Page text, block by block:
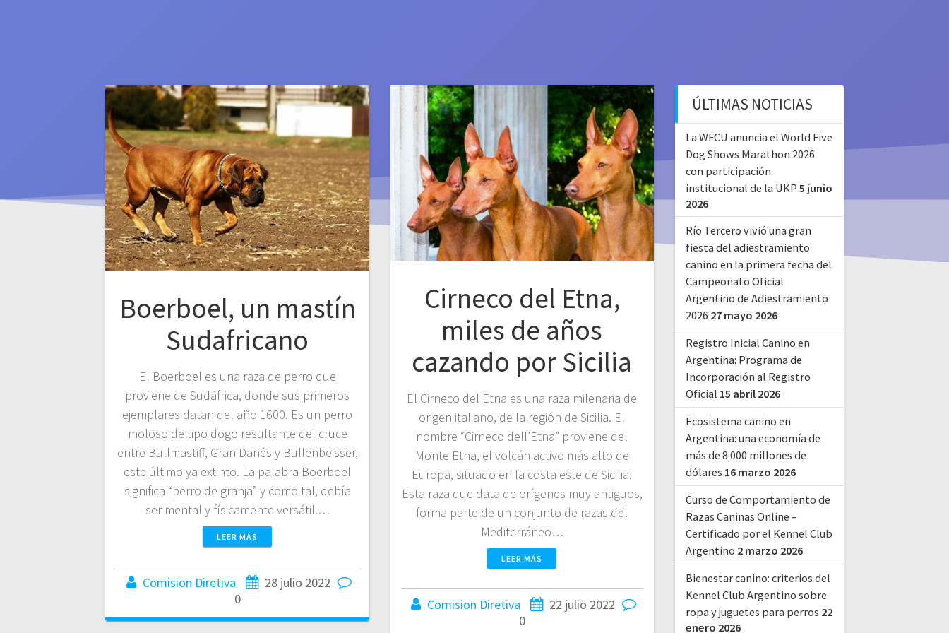
Boerboel, un mastín
Sudafricano
El Boerboel es una raza de perro que
proviene de Sudáfrica, donde sus primeros
ejemplares datan del año 1600. Es un perro
moloso de tipo dogo resultante del cruce
entre Bullmastiff, Gran Danés y Bullenbeisser,
este último ya extinto. La palabra Boerboel
significa “perro de granja” y como tal, debía
ser mental y físicamente versátil.…
LEER MÁS
Comision Diretiva
28 julio 2022
0
Cirneco del Etna,
miles de años
cazando por Sicilia
El Cirneco del Etna es una raza milenaria de
origen italiano, de la región de Sicilia. El
nombre “Cirneco dell’Etna” proviene del
Monte Etna, el volcán activo más alto de
Europa, situado en la costa este de Sicilia.
Esta raza que data de orígenes muy antiguos,
forma parte de un conjunto de razas del
Mediterráneo…
LEER MÁS
Comision Diretiva
22 julio 2022
0
ÚLTIMAS NOTICIAS
La WFCU anuncia el World Five
Dog Shows Marathon 2026
con participación
institucional de la UKP 5 junio
2026
Río Tercero vivió una gran
fiesta del adiestramiento
canino en la primera fecha del
Campeonato Oficial
Argentino de Adiestramiento
2026 27 mayo 2026
Registro Inicial Canino en
Argentina: Programa de
Incorporación al Registro
Oficial 15 abril 2026
Ecosistema canino en
Argentina: una economía de
más de 8.000 millones de
dólares 16 marzo 2026
Curso de Comportamiento de
Razas Caninas Online –
Certificado por el Kennel Club
Argentino 2 marzo 2026
Bienestar canino: criterios del
Kennel Club Argentino sobre
ropa y juguetes para perros 22
enero 2026